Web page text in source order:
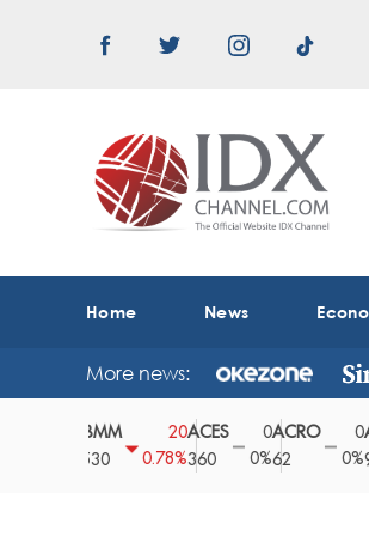
Home News
More news:
0.78%
ACES
360
0
0%
ACRO
0ACST